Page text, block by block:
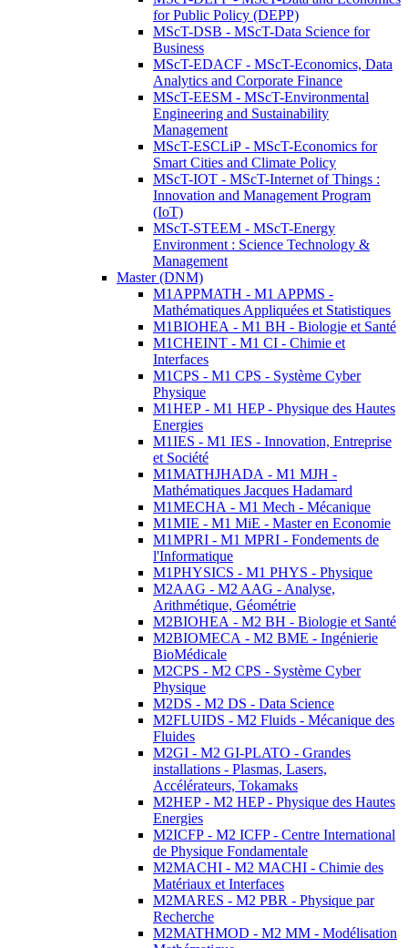
for Public Policy (DEPP)
MScT-DSB - MScT-Data Science for
Business
MScT-EDACF - MScT-Economics, Data
Analytics and Corporate Finance
MScT-EESM - MScT-Environmental
Engineering and Sustainability
Management
MScT-ESCLiP - MScT-Economics for
Smart Cities and Climate Policy
MScT-IOT - MScT-Internet of Things :
Innovation and Management Program
(IoT)
MScT-STEEM - MScT-Energy
Environment : Science Technology &
Management
Master (DNM)
M1APPMATH - M1 APPMS -
Mathématiques Appliquées et Statistiques
M1BIOHEA - M1 BH - Biologie et Santé
M1CHEINT - M1 CI - Chimie et
Interfaces
M1CPS - M1 CPS - Système Cyber
Physique
M1HEP - M1 HEP - Physique des Hautes
Energies
M1IES - M1 IES - Innovation, Entreprise
et Société
M1MATHJHADA - M1 MJH -
Mathématiques Jacques Hadamard
M1MECHA - M1 Mech - Mécanique
M1MIE - M1 MiE - Master en Economie
M1MPRI - M1 MPRI - Fondements de
l'Informatique
M1PHYSICS - M1 PHYS - Physique
M2AAG - M2 AAG - Analyse,
Arithmétique, Géométrie
M2BIOHEA - M2 BH - Biologie et Santé
M2BIOMECA - M2 BME - Ingénierie
BioMédicale
M2CPS - M2 CPS - Système Cyber
Physique
M2DS - M2 DS - Data Science
M2FLUIDS - M2 Fluids - Mécanique des
Fluides
M2GI - M2 GI-PLATO - Grandes
installations - Plasmas, Lasers,
Accélérateurs, Tokamaks
M2HEP - M2 HEP - Physique des Hautes
Energies
M2ICFP - M2 ICFP - Centre International
de Physique Fondamentale
M2MACHI - M2 MACHI - Chimie des
Matériaux et Interfaces
M2MARES - M2 PBR - Physique par
Recherche
M2MATHMOD - M2 MM - Modélisation